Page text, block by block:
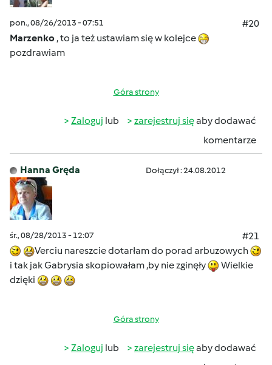
pon., 08/26/2013 - 07:51
#20
Marzenko , to ja też ustawiam się w kolejce
pozdrawiam
Góra strony
Zaloguj lub zarejestruj sięaby dodawać
komentarze
Hanna Gręda Dołączył : 24.08.2012
śr., 08/28/2013 - 12:07
#21
Verciu nareszcie dotarłam do porad arbuzowych
i tak jak Gabrysia skopiowałam ,by nie zginęły
Wielkie
dzięki
Góra strony
Zaloguj lub zarejestruj sięaby dodawać